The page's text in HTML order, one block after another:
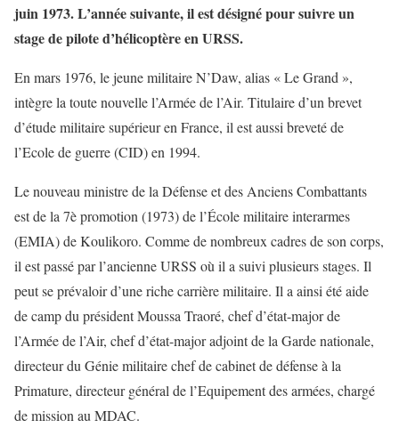
juin 1973. L’année suivante, il est désigné pour suivre un
stage de pilote d’hélicoptère en URSS.
En mars 1976, le jeune militaire N’Daw, alias « Le Grand »,
intègre la toute nouvelle l’Armée de l’Air. Titulaire d’un brevet
d’étude militaire supérieur en France, il est aussi breveté de
l’Ecole de guerre (CID) en 1994.
Le nouveau ministre de la Défense et des Anciens Combattants
est de la 7è promotion (1973) de l’École militaire interarmes
(EMIA) de Koulikoro. Comme de nombreux cadres de son corps,
il est passé par l’ancienne URSS où il a suivi plusieurs stages. Il
peut se prévaloir d’une riche carrière militaire. Il a ainsi été aide
de camp du président Moussa Traoré, chef d’état-major de
l’Armée de l’Air, chef d’état-major adjoint de la Garde nationale,
directeur du Génie militaire chef de cabinet de défense à la
Primature, directeur général de l’Equipement des armées, chargé
de mission au MDAC.